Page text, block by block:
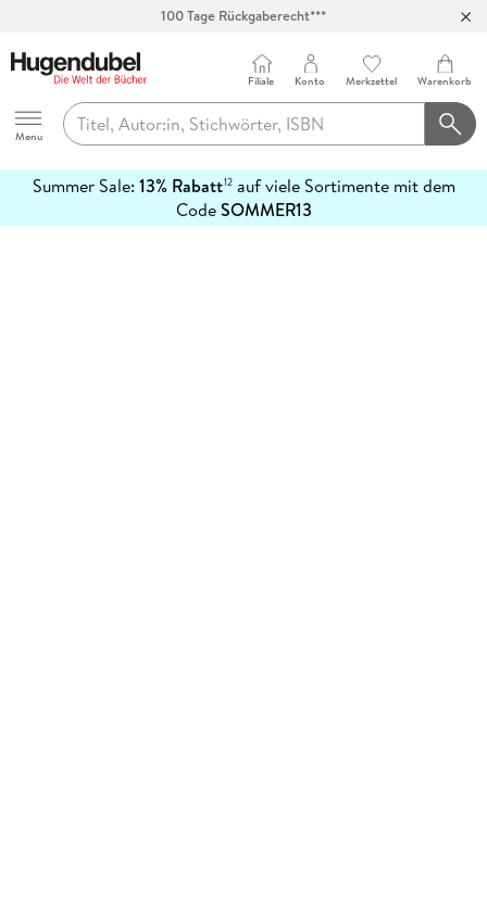
100 Tage Rückgaberecht***
Hugendubel
Menu
Filiale Konto Merkzettel Warenkorb
Summer Sale: 13% Rabatt12auf viele Sortimente mit dem
CodeSOMMER13
erfahren